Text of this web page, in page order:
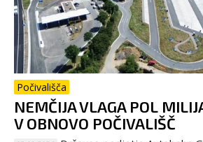
Počivališča
NEMČIJA VLAGA POL
V OBNOVO POČIVALIŠČ